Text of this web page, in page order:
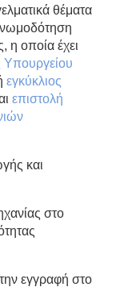
θέματα
η οποία έχει
Υπουργείου
εγκύκλιος
επιστολή
και
στο
εγγραφή στο